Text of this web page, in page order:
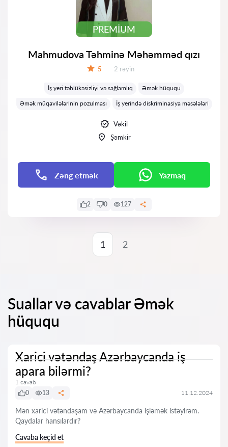
PREMIUM
Mahmudova Təhminə Məhəmməd qızı
5 Rəylər:
2 rəyin
İş yeri təhlükəsizliyi və sağlamlıq
Əmək hüququ
Əmək müqavilələrinin pozulması
İş yerində diskriminasiya məsələləri
Vəkil
Şəmkir
Zəng etmək Yazmaq
2 0 127
1 2
Suallar və cavablar Əmək
hüququ
Xarici vətəndaş Azərbaycanda iş
apara bilərmi?
1 cavab
0
13 11.12.2024
Mən xarici vətəndaşam və Azərbaycanda işləmək istəyirəm.
Qaydalar hansılardır?
Cavaba keçid et